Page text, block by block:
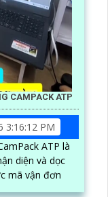
CAMPACK ATP
3:16:12 PM
ATP là
diện và dọc
mã vận đơn